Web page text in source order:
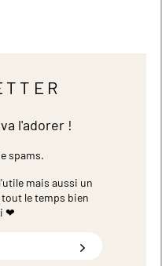
l'adorer !
spams.
mais aussi un
le temps bien
❤